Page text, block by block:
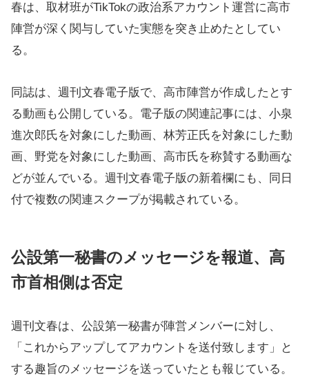
春は、取材班がTikTokの政治系アカウント運営に高市
陣営が深く関与していた実態を突き止めたとしてい
る。
同誌は、週刊文春電子版で、高市陣営が作成したとす
る動画も公開している。電子版の関連記事には、小泉
進次郎氏を対象にした動画、林芳正氏を対象にした動
画、野党を対象にした動画、高市氏を称賛する動画な
どが並んでいる。週刊文春電子版の新着欄にも、同日
付で複数の関連スクープが掲載されている。
公設第一秘書のメッセージを報道、高
市首相側は否定
週刊文春は、公設第一秘書が陣営メンバーに対し、
「これからアップしてアカウントを送付致します」と
する趣旨のメッセージを送っていたとも報じている。